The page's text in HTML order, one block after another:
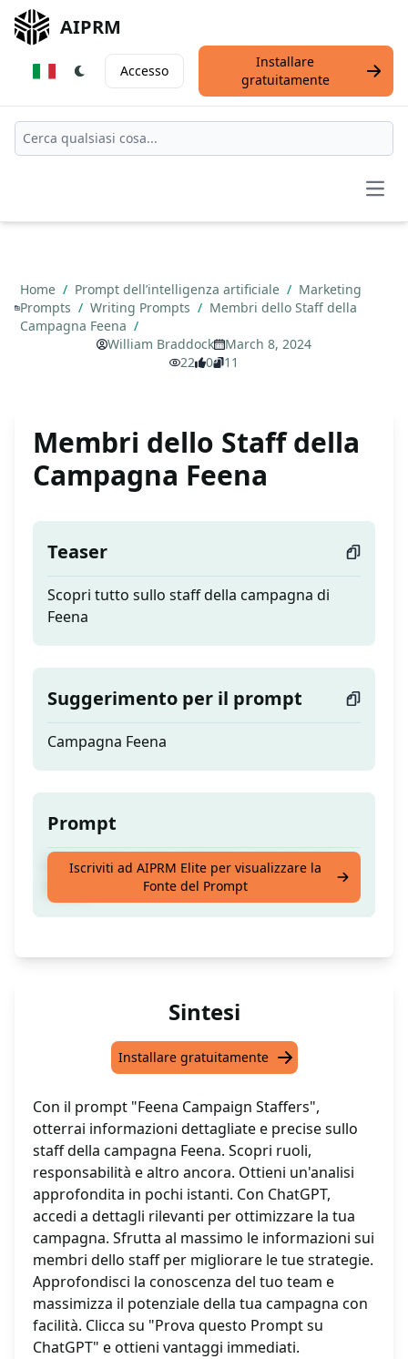
AIPRM
Accesso
Installare
gratuitamente
Home / Prompt dell’intelligenza artificiale / Marketing
Prompts / Writing Prompts / Membri dello Staff della
Campagna Feena /
William Braddock
March 8, 2024
22
0 11
Membri dello Staff della
Campagna Feena
Teaser
Scopri tutto sullo staff della campagna di
Feena
Suggerimento per il prompt
Campagna Feena
Prompt
Scopri tutto sullo staff della campagna di
Iscriviti ad AIPRM Elite per visualizzare la
Fonte del Prompt
Sintesi
Installare gratuitamente
Con il prompt "Feena Campaign Staffers",
otterrai informazioni dettagliate e precise sullo
staff della campagna Feena. Scopri ruoli,
responsabilità e altro ancora. Ottieni un'analisi
approfondita in pochi istanti. Con ChatGPT,
accedi a dettagli rilevanti per ottimizzare la tua
campagna. Sfrutta al massimo le informazioni sui
membri dello staff per migliorare le tue strategie.
Approfondisci la conoscenza del tuo team e
massimizza il potenziale della tua campagna con
facilità. Clicca su "Prova questo Prompt su
ChatGPT" e ottieni vantaggi immediati.